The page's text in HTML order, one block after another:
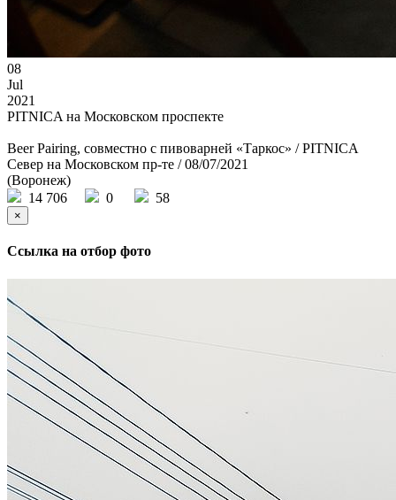
08
Jul
2021
PITNICA на Московском проспекте
Beer Pairing, совместно с пивоварней «Таркос» / PITNICA
Север на Московском пр-те / 08/07/2021
(Воронеж)
14 706
0 58
×
Ссылка на отбор фото